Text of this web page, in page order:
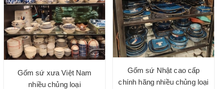
Gốm sứ xưa Việt Nam
nhiều chủng loại
Gốm sứ Nhật cao cấp
chính hãng nhiều chủng loại